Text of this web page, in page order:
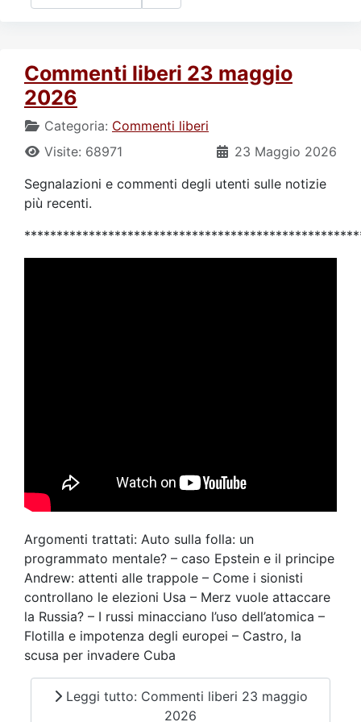
Commenti liberi 23 maggio
2026
Categoria: Commenti liberi
23 Maggio 2026
Visite: 68971
Segnalazioni e commenti degli utenti sulle notizie
più recenti.
Argomenti trattati: Auto sulla folla: un
programmato mentale? – caso Epstein e il principe
Andrew: attenti alle trappole – Come i sionisti
controllano le elezioni Usa – Merz vuole attaccare
la Russia? – I russi minacciano l’uso dell’atomica –
Flotilla e impotenza degli europei – Castro, la
scusa per invadere Cuba
Leggi tutto: Commenti liberi 23 maggio
2026